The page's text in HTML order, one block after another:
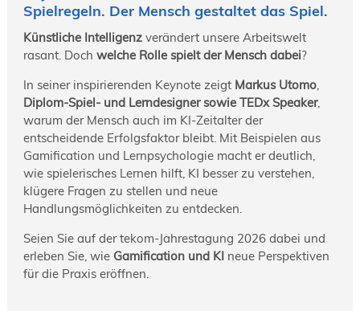
Spielregeln. Der Mensch gestaltet das Spiel.
Künstliche Intelligenzverändert unsere Arbeitswelt
rasant. Doch welche Rolle spielt der Mensch dabei?
In seiner inspirierenden Keynote zeigt Markus Utomo,
Diplom-Spiel- und Lerndesigner sowie TEDx Speaker,
warum der Mensch auch im KI-Zeitalter der
entscheidende Erfolgsfaktor bleibt. Mit Beispielen aus
Gamification und Lernpsychologie macht er deutlich,
wie spielerisches Lernen hilft, KI besser zu verstehen,
klügere Fragen zu stellen und neue
Handlungsmöglichkeiten zu entdecken.
Seien Sie auf der tekom-Jahrestagung 2026 dabei und
erleben Sie, wie Gamification und KIneue Perspektiven
für die Praxis eröffnen.